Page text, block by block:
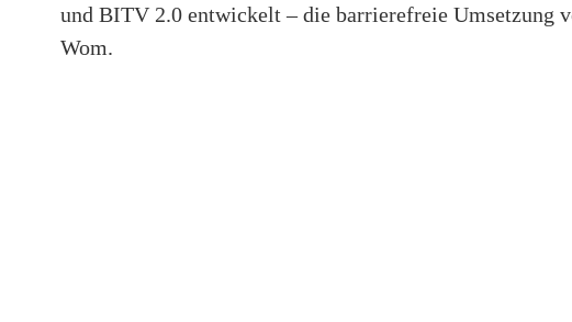
und BITV 2.0 entwickelt – die barrierefreie Umsetzung
Wom.